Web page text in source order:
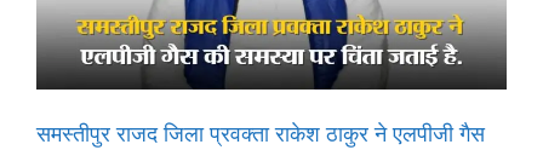
समस्तीपुर राजद जिला प्रवक्ता राकेश ठाकुर ने एलपीजी गैस